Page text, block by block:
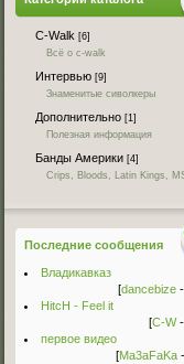
C-Walk [6]
Всё о c-walk
Интервью [9]
Знаменитые сиволкеры
Дополнительно [1]
Полезная информация
Банды Америки [4]
Crips, Bloods, Latin Kings,
Последние сообщения
Владикавказ
[dancebize
HitcH - Feel it
[C-W-
первое видео
[Ma3aFaKa